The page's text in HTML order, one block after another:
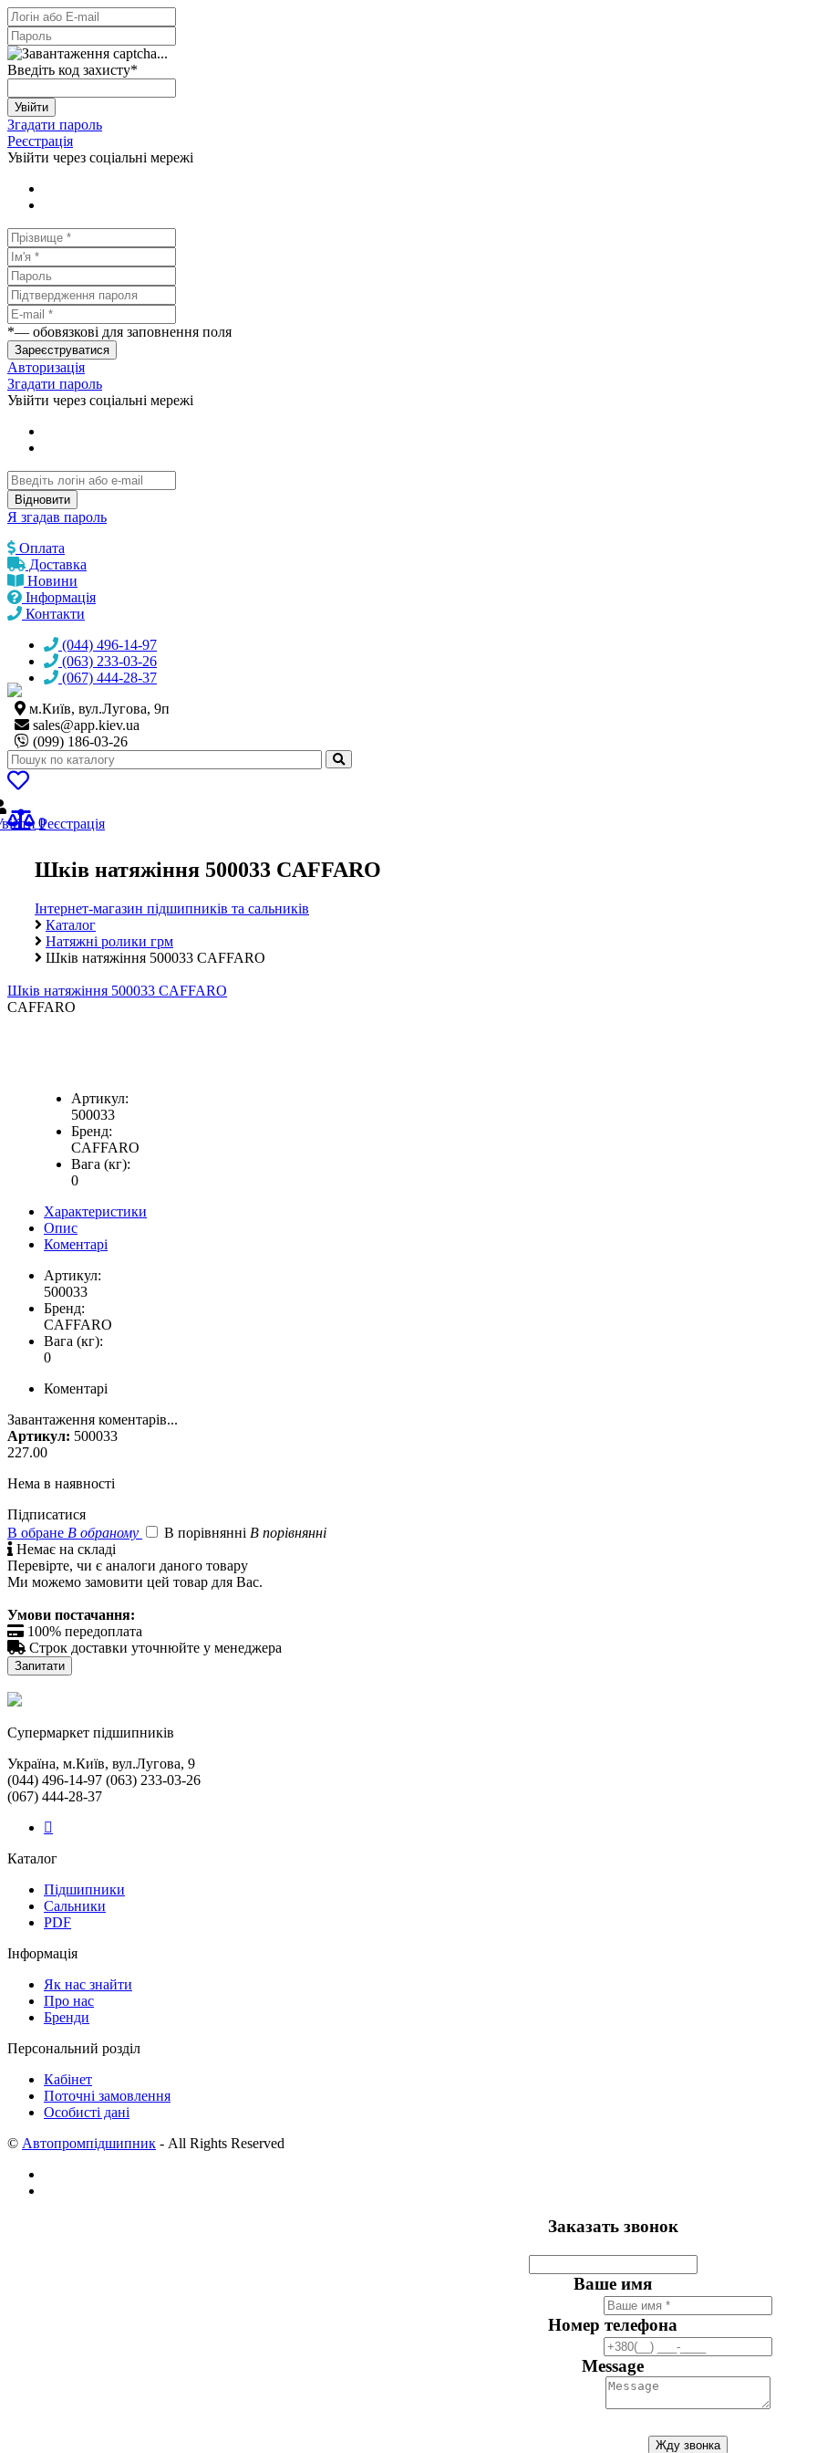
Введіть код захисту*
Увійти
Згадати пароль
Реєстрація
Увійти через соціальні мережі
*— обовязкові для заповнення поля
Зареєструватися
Авторизація
Згадати пароль
Увійти через соціальні мережі
Відновити
Я згадав пароль
Оплата
Доставка
Новини
Інформація
Контакти
(044) 496-14-97
(063) 233-03-26
(067) 444-28-37
м.Київ, вул.Лугова, 9п
sales@app.kiev.ua
(099) 186-03-26
0
Реєстрація
Шків натяжіння 500033 CAFFARO
Інтернет-магазин підшипників та сальників
Каталог
Натяжні ролики грм
Шків натяжіння 500033 CAFFARO
Шків натяжіння 500033 CAFFARO
CAFFARO
Артикул:
500033
Бренд:
CAFFARO
Вага (кг):
0
Характеристики
Опис
Коментарі
Артикул:
500033
Бренд:
CAFFARO
Вага (кг):
0
Коментарі
Завантаження коментарів...
Артикул: 500033
227.00
Нема в наявності
Підписатися
В обране В обраному В порівнянні В порівнянні
 Немає на складі
Перевірте, чи є аналоги даного товару
Ми можемо замовити цей товар для Вас.
Умови постачання:
 100% передоплата
 Строк доставки уточнюйте у менеджера
Запитати
Cупермаркет підшипників
Україна, м.Київ, вул.Лугова, 9
(044) 496-14-97 (063) 233-03-26
(067) 444-28-37
Каталог
Підшипники
Сальники
PDF
Інформація
Як нас знайти
Про нас
Бренди
Персональний розділ
Кабінет
Поточні замовлення
Особисті дані
© Автопромпідшипник - All Rights Reserved
Заказать звонок
Ваше имя
Номер телефона
Message
Жду звонка